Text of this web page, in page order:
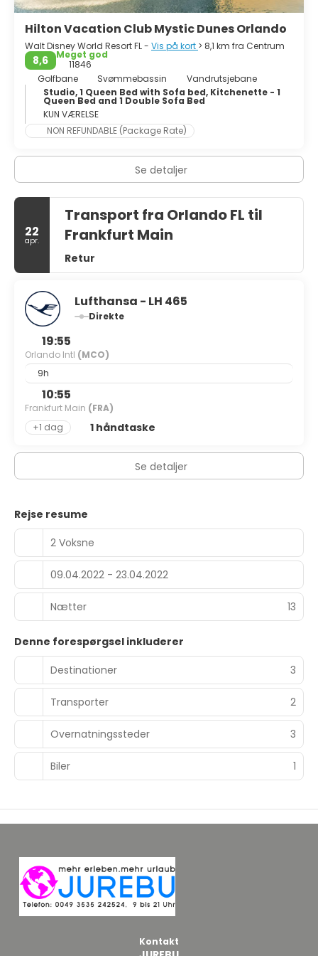
du ønsker. Downtown-området har flere barer og klubber
cool by.
Hilton Vacation Club Mystic Dunes Orlando
Walt Disney World Resort FL - Vis på kort > 8,1 km fra Centrum
8,6
Meget god
11846
Golfbane
Svømmebassin
Vandrutsjebane
Studio, 1 Queen Bed with Sofa bed, Kitchenette - 1
Queen Bed and 1 Double Sofa Bed
KUN VÆRELSE
NON REFUNDABLE (Package Rate)
Se detaljer
22
apr.
Transport fra Orlando FL til
Frankfurt Main
Retur
Lufthansa - LH 465
Direkte
19:55
Orlando Intl (MCO)
9h
10:55
Frankfurt Main (FRA)
+1 dag
1 håndtaske
Se detaljer
Rejse resume
2 Voksne
09.04.2022 - 23.04.2022
Nætter 13
Denne forespørgsel inkluderer
Destinationer
3
Transporter 2
Overnatningssteder 3
Biler 1
Kontakt